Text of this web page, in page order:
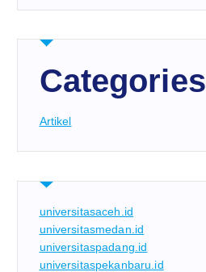
Categories
Artikel
universitasaceh.id
universitasmedan.id
universitaspadang.id
universitaspekanbaru.id